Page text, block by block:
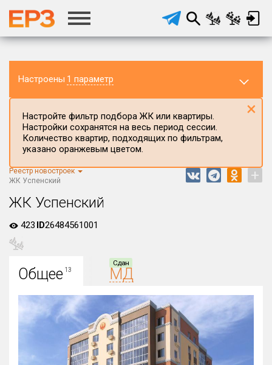
Настроены 1 параметр
Регион ЖК
Все
Все
Район в городе
Настройте фильтр подбора ЖК или квартиры.
Настройки сохранятся на весь период сессии.
Количество квартир, подходящих по фильтрам,
указано оранжевым цветом.
×
Реестр новостроек
ЖК Успенский
+
ЖК Успенский
423 ID26484561001
Общее13
Сдан
МД